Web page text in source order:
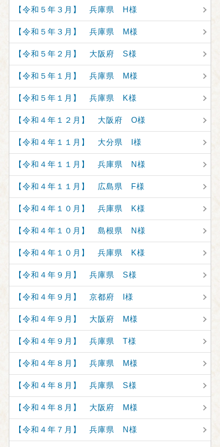
【令和５年３月】 兵庫県 H様
【令和５年３月】 兵庫県 M様
【令和５年２月】 大阪府 S様
【令和５年１月】 兵庫県 M様
【令和５年１月】 兵庫県 K様
【令和４年１２月】 大阪府 O様
【令和４年１１月】 大分県 I様
【令和４年１１月】 兵庫県 N様
【令和４年１１月】 広島県 F様
【令和４年１０月】 兵庫県 K様
【令和４年１０月】 島根県 N様
【令和４年１０月】 兵庫県 K様
【令和４年９月】 兵庫県 S様
【令和４年９月】 京都府 I様
【令和４年９月】 大阪府 M様
【令和４年９月】 兵庫県 T様
【令和４年８月】 兵庫県 M様
【令和４年８月】 兵庫県 S様
【令和４年８月】 大阪府 M様
【令和４年７月】 兵庫県 N様